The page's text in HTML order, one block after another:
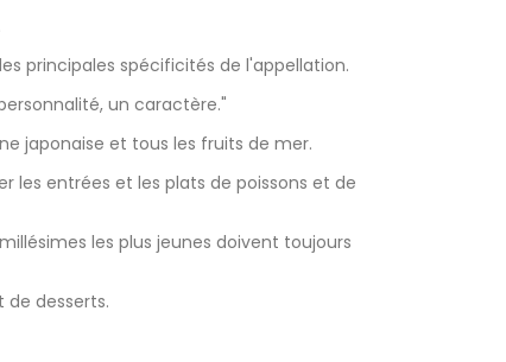
principales spécificités de l'appellation.
un caractère."
japonaise et tous les fruits de mer.
les entrées et les plats de poissons et de
les plus jeunes doivent toujours
de desserts.